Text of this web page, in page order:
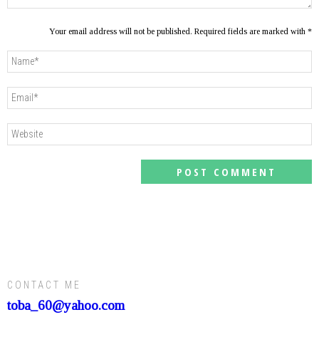
Your email address will not be published. Required fields are marked with *
CONTACT ME
toba_60@yahoo.com